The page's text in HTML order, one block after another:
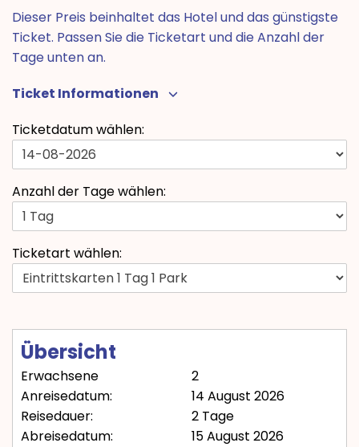
Dieser Preis beinhaltet das Hotel und das günstigste
Ticket. Passen Sie die Ticketart und die Anzahl der
Tage unten an.
Ticket Informationen
Ticketdatum wählen:
Anzahl der Tage wählen:
Ticketart wählen:
Übersicht
Erwachsene
2
Anreisedatum:
14 August 2026
Reisedauer:
2 Tage
Abreisedatum:
15 August 2026